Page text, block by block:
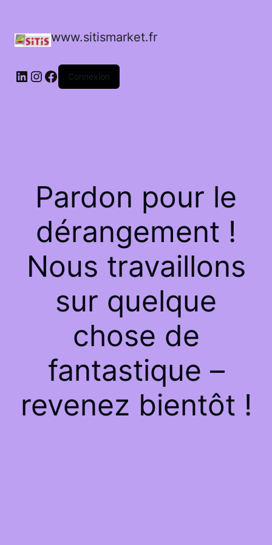
www.sitismarket.fr
LinkedIn
Instagram
Facebook
Connexion
Pardon pour le
dérangement !
Nous travaillons
sur quelque
chose de
fantastique –
revenez bientôt !